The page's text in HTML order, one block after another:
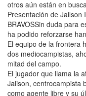
otros aún están en
Presentación de Jailson
BRAVOSSin duda para
ha podido reforzarse
El equipo de la frontera
dos mediocampistas,
mitad del campo.
El jugador que llama la
Jalison, centrocampista
como agente libre y su